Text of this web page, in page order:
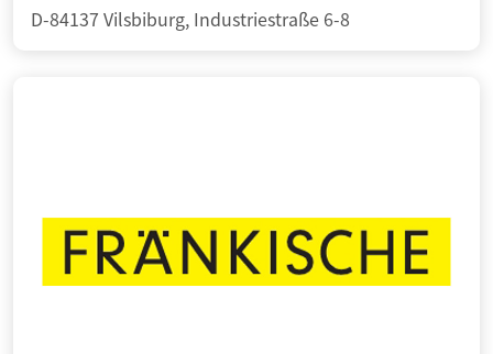
D-84137 Vilsbiburg, Industriestraße 6-8